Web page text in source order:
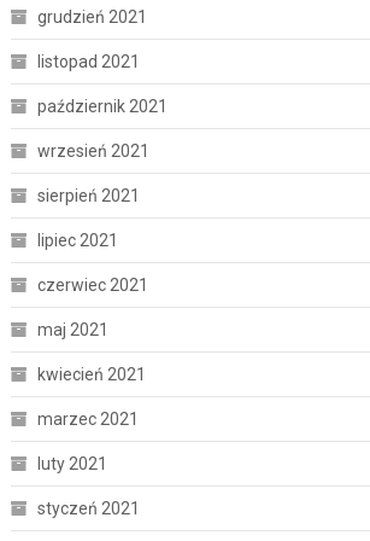
grudzień 2021
listopad 2021
październik 2021
wrzesień 2021
sierpień 2021
lipiec 2021
czerwiec 2021
maj 2021
kwiecień 2021
marzec 2021
luty 2021
styczeń 2021